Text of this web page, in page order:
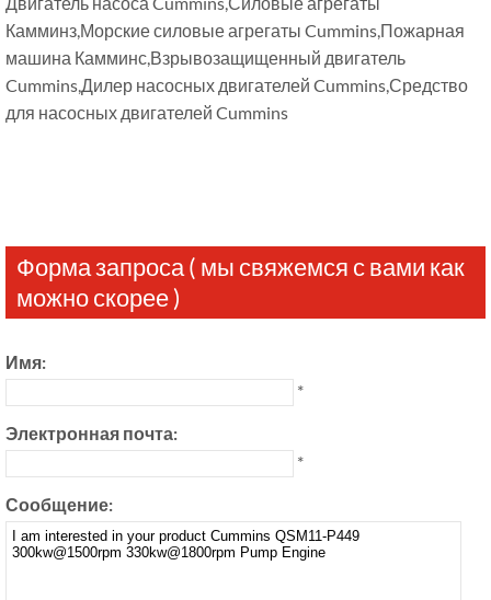
Камминз,Морские силовые агрегаты Cummins,Пожарная
машина Камминс,Взрывозащищенный двигатель
Cummins,Дилер насосных двигателей Cummins,Средство
для насосных двигателей Cummins
Форма запроса ( мы свяжемся с вами как
можно скорее )
Имя:
*
Электронная почта:
*
Сообщение: